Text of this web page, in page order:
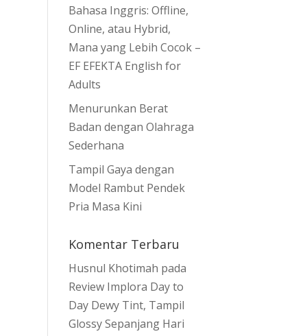
Bahasa Inggris: Offline,
Online, atau Hybrid,
Mana yang Lebih Cocok –
EF EFEKTA English for
Adults
Menurunkan Berat
Badan dengan Olahraga
Sederhana
Tampil Gaya dengan
Model Rambut Pendek
Pria Masa Kini
Komentar Terbaru
Husnul Khotimah pada
Review Implora Day to
Day Dewy Tint, Tampil
Glossy Sepanjang Hari